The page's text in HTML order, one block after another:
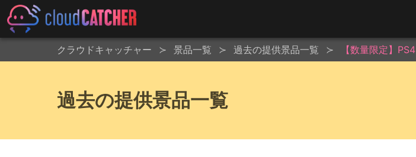
クラウドキャッチャー 景品一覧 過去の提供景品一覧 【数量限定】
過去の提供景品一覧